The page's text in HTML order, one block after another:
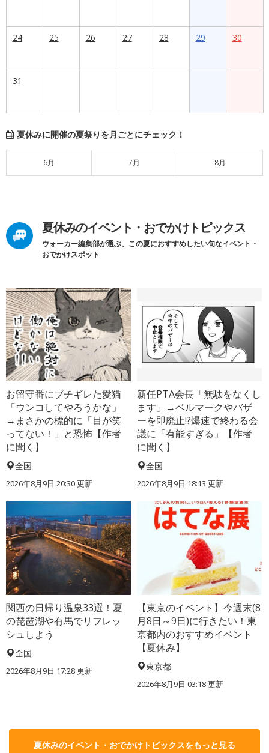
24 25 26 27 28 29 30
31
夏休みに開催の夏祭りを月ごとにチェック！
6月 7月 8月
夏休みのイベント・おでかけトピックス
ウォーカー編集部が選ぶ、この夏におすすめしたい旬なイベント・
おでかけスポット
お留守番にブチギレた愛猫
「ウンコしてやろうかな」
→まさかの標的に「目が笑
ってない！」と恐怖【作者
に聞く】
全国
2026年8月9日 20:30更新
新任PTA会長「無駄をなくし
ます」→ベルマークやバザ
ーを即廃止!?爆速で終わる会
議に「有能すぎる」【作者
に聞く】
全国
2026年8月9日 18:13 更新
関西の日帰り温泉33選！夏
の琵琶湖や有馬でリフレッ
シュしよう
全国
2026年8月9日 17:28更新
【東京のイベント】今週末(8
月8日～9日)に行きたい！東
京都内のおすすめイベント
【夏休み】
東京都
2026年8月9日 03:18更新
夏休みのイベント・おでかけトピックスをもっと見る